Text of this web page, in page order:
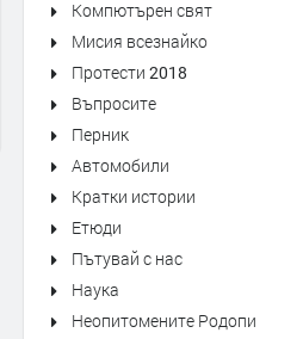
Уникален писмовник от Йоаким
Груев се съхранява в Държавен
архив - Смолян
преди 1 седмица
Компютърен свят
Мисия всезнайко
Протести 2018
Въпросите
Перник
Автомобили
Кратки истории
Етюди
Пътувай с нас
Наука
Неопитомените Родопи